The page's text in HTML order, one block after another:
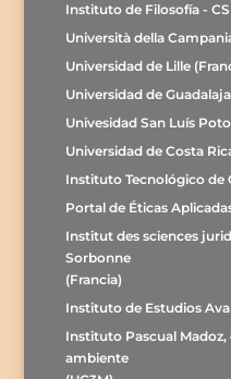
Instituto de Filosofía -
Università della
Universidad de Lille
Universidad de
Univesidad San Luís
Universidad de Costa
Instituto Tecnológico de
Portal de Éticas
Institut des sciences
Sorbonne
(Francia)
Instituto de Estudios
Instituto Pascual
ambiente